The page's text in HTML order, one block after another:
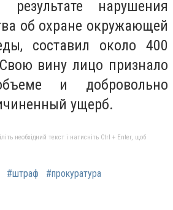
результате нарушения
об охране окружающей
составил около 400
вину лицо признало
и добровольно
ущерб.
необхідний текст і натисніть Ctrl + Enter, щоб
#штраф #прокуратура